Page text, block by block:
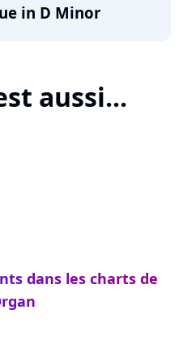
in D Minor
aussi...
dans les charts de